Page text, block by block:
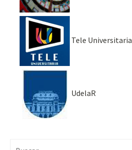
Tele Universitaria
UdelaR